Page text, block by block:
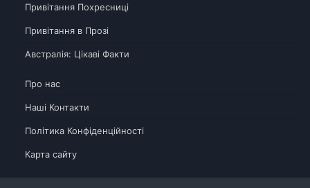
Привітання Похресниці
Привітання в Прозі
Австралія: Цікаві Факти
Про нас
Наші Контакти
Політика Конфіденційності
Карта сайту